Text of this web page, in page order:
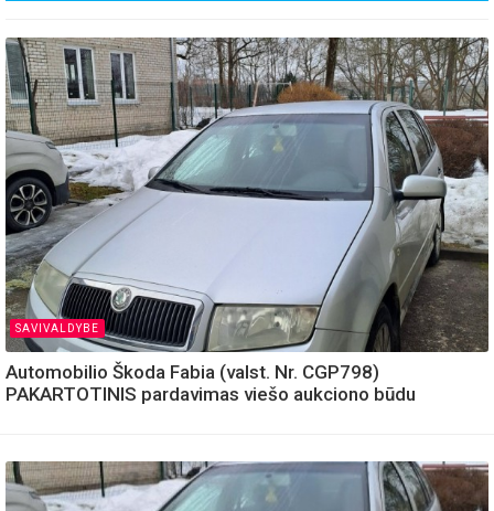
SAVIVALDYBE
Automobilio Škoda Fabia (valst. Nr. CGP798)
PAKARTOTINIS pardavimas viešo aukciono būdu